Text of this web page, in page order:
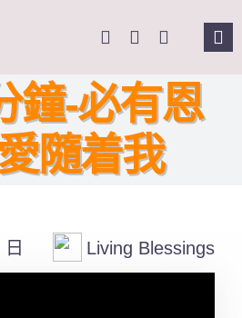
鐘-必有恩
隨着我
Living Blessings